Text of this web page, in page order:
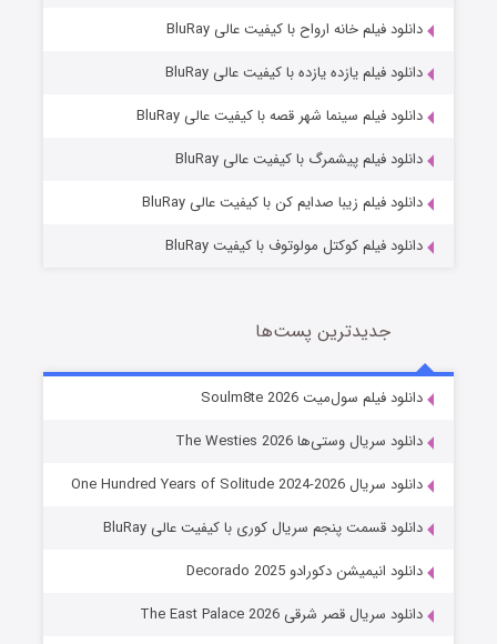
خاندان اژدها فصل ۳
دانلود فیلم خانه ارواح با کیفیت عالی BluRay
دانلود فیلم یازده یازده با کیفیت عالی BluRay
دانلود فیلم سینما شهر قصه با کیفیت عالی BluRay
دانلود فیلم پیشمرگ با کیفیت عالی BluRay
دانلود فیلم زیبا صدایم کن با کیفیت عالی BluRay
دانلود فیلم کوکتل مولوتوف با کیفیت BluRay
جدیدترین پست‌ها
دانلود فیلم سول‌میت Soulm8te 2026
دانلود سریال وستی‌ها The Westies 2026
دانلود سریال One Hundred Years of Solitude 2024-2026
دانلود قسمت پنجم سریال کوری با کیفیت عالی BluRay
دانلود انیمیشن دکورادو Decorado 2025
دانلود سریال قصر شرقی The East Palace 2026